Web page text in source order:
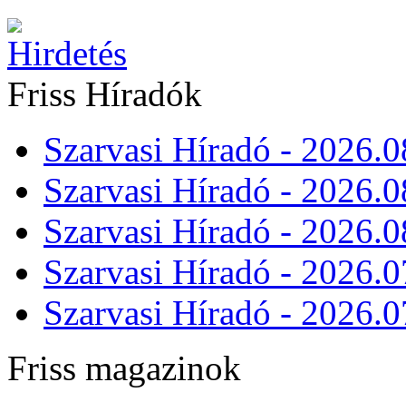
Friss Híradók
Szarvasi Híradó -
Szarvasi Híradó -
Szarvasi Híradó -
Szarvasi Híradó -
Szarvasi Híradó -
Friss magazinok